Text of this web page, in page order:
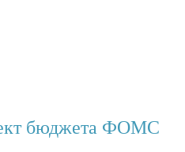
бюджета ФОМС